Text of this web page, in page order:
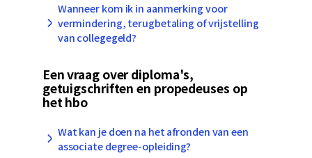
Wanneer kom ik in aanmerking voor
vermindering, terugbetaling of vrijstelling
van collegegeld?
Een vraag over diploma's,
getuigschriften en propedeuses op
het hbo
Wat kan je doen na het afronden van een
associate degree-opleiding?